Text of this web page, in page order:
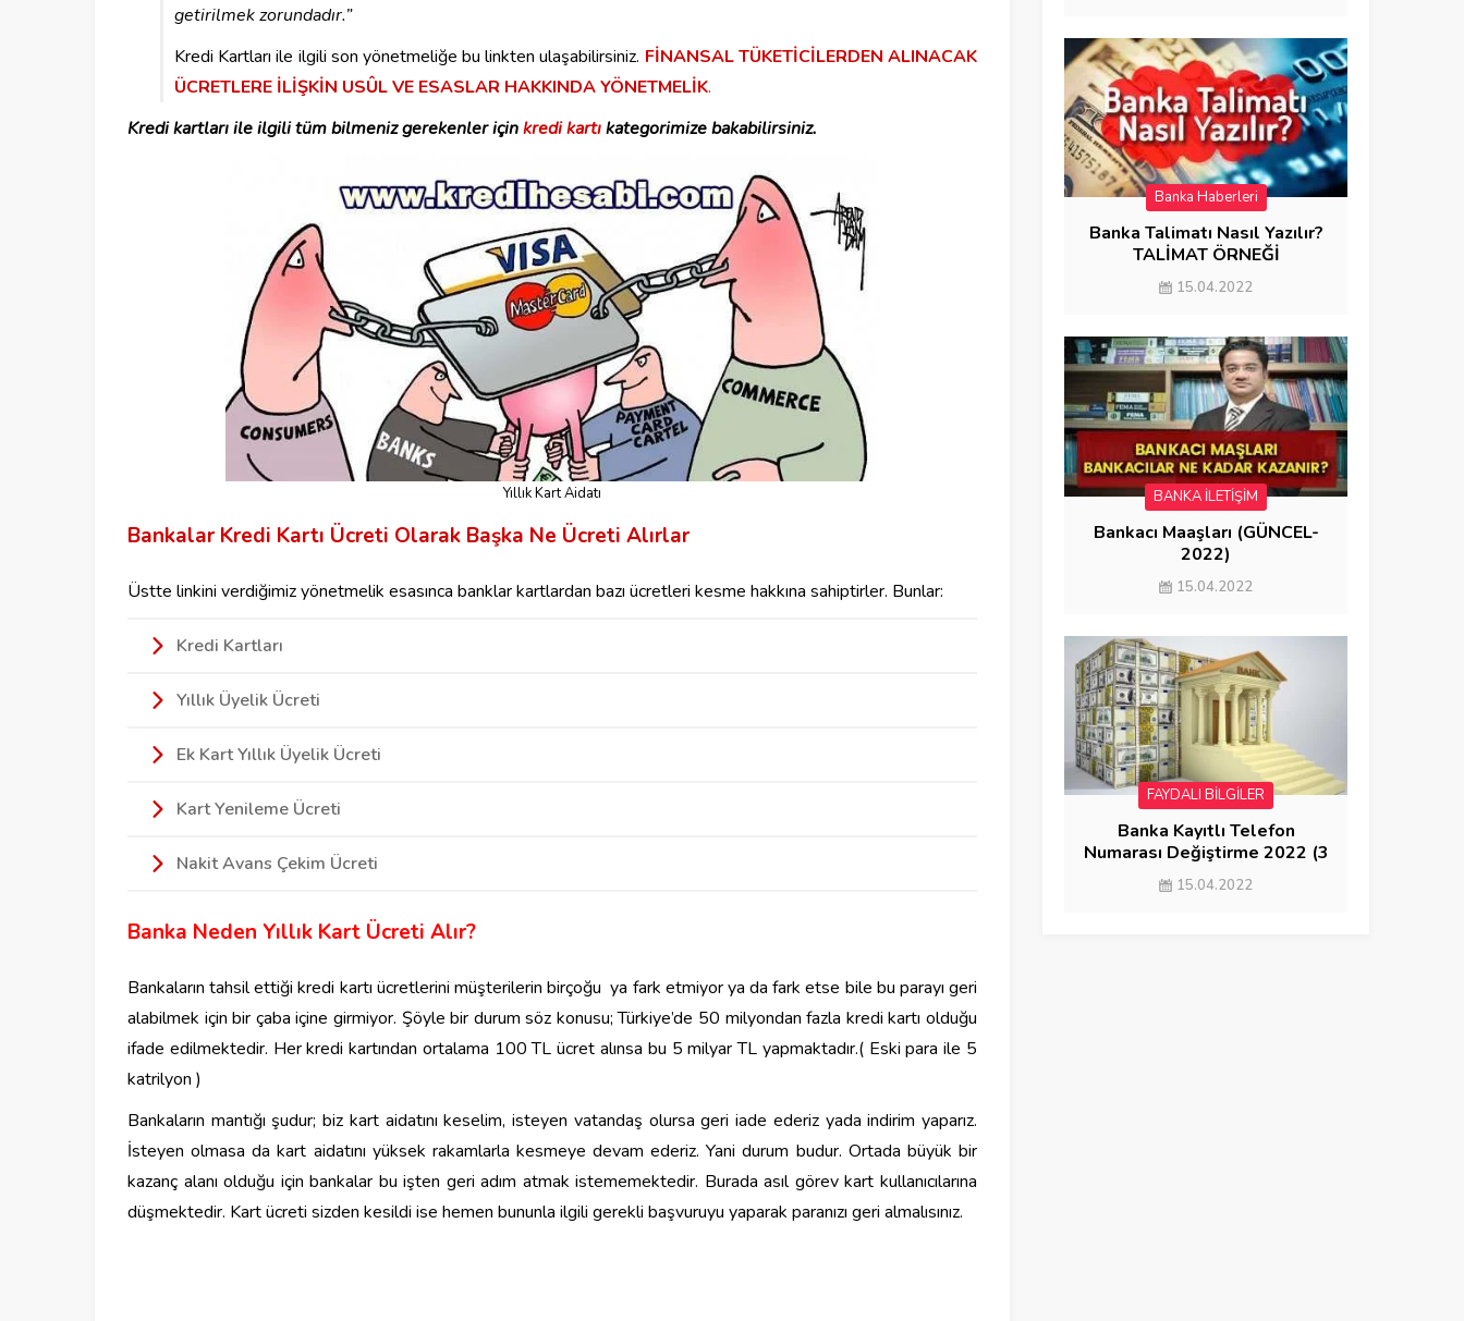
getirilmek zorundadır.”
Kredi Kartları ile ilgili son yönetmeliğe bu linkten ulaşabilirsiniz. FİNANSAL TÜKETİCİLERDEN ALINACAK
ÜCRETLERE İLİŞKİN USÛL VE ESASLAR HAKKINDA YÖNETMELİK.
Kredi kartları ile ilgili tüm bilmeniz gerekenler içinkredi kartıkategorimize bakabilirsiniz.
Yıllık Kart Aidatı
Bankalar Kredi Kartı Ücreti Olarak Başka Ne Ücreti Alırlar
Üstte linkini verdiğimiz yönetmelik esasınca banklar kartlardan bazı ücretleri kesme hakkına sahiptirler. Bunlar:
Kredi Kartları
Yıllık Üyelik Ücreti
Ek Kart Yıllık Üyelik Ücreti
Kart Yenileme Ücreti
Nakit Avans Çekim Ücreti
Banka Neden Yıllık Kart Ücreti Alır?
Bankaların tahsil ettiği kredi kartı ücretlerini müşterilerin birçoğu ya fark etmiyor ya da fark etse bile bu parayı geri
alabilmek için bir çaba içine girmiyor. Şöyle bir durum söz konusu; Türkiye’de 50 milyondan fazla kredi kartı olduğu
ifade edilmektedir. Her kredi kartından ortalama 100 TL ücret alınsa bu 5 milyar TL yapmaktadır.( Eski para ile 5
katrilyon )
Bankaların mantığı şudur; biz kart aidatını keselim, isteyen vatandaş olursa geri iade ederiz yada indirim yaparız.
İsteyen olmasa da kart aidatını yüksek rakamlarla kesmeye devam ederiz. Yani durum budur. Ortada büyük bir
kazanç alanı olduğu için bankalar bu işten geri adım atmak istememektedir. Burada asıl görev kart kullanıcılarına
düşmektedir. Kart ücreti sizden kesildi ise hemen bununla ilgili gerekli başvuruyu yaparak paranızı geri almalısınız.
Banka Haberleri
Banka Talimatı Nasıl Yazılır?
TALİMAT ÖRNEĞİ
15.04.2022
BANKA İLETİŞİM
Bankacı Maaşları (GÜNCEL-
2022)
15.04.2022
FAYDALI BİLGİLER
Banka Kayıtlı Telefon
Numarası Değiştirme 2022 (3
YÖNTEM)
15.04.2022